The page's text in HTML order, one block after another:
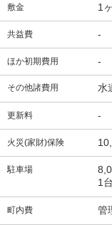
敷金 1
共益費 -
ほか初期費用 -
その他諸費用 水
更新料 -
火災(家財)保険
駐車場
1
町内費 管